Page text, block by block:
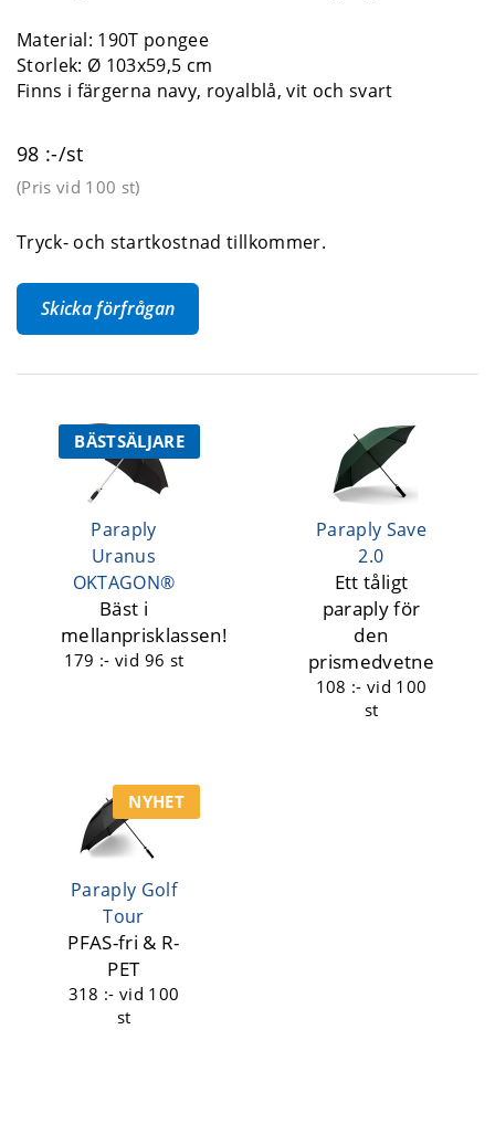
Material: 190T pongee
Storlek: Ø 103x59,5 cm
Finns i färgerna navy, royalblå, vit och svart
98 :-/st
(Pris vid 100 st)
Tryck- och startkostnad tillkommer.
Skicka förfrågan
BÄSTSÄLJARE
Paraply
Uranus
OKTAGON®
Bäst i
mellanprisklassen!
179 :-vid 96 st
Paraply Save
2.0
Ett tåligt
paraply för
den
prismedvetne
108 :- vid 100
st
NYHET
Paraply Golf
Tour
PFAS-fri & R-
PET
318 :- vid 100
st